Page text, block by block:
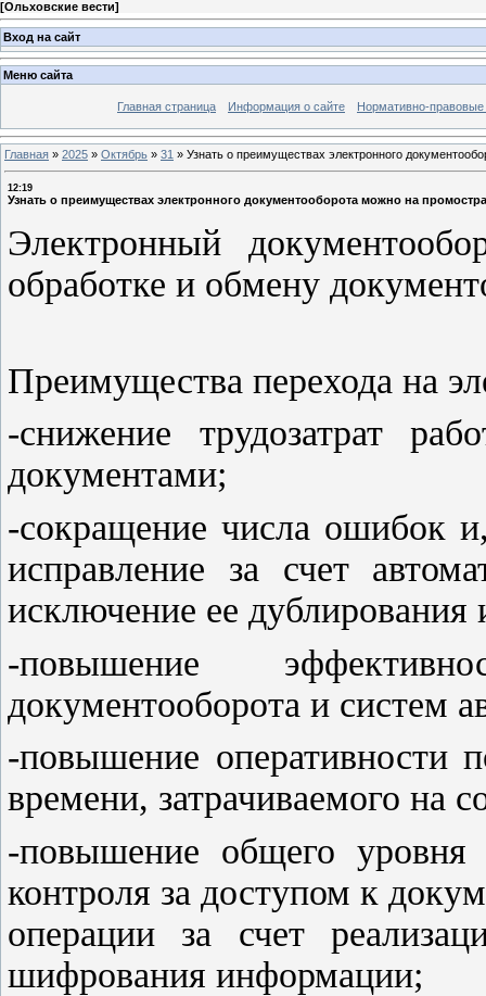
[Ольховские вести]
Вход на сайт
Меню сайта
Главная страница Информация о сайте Нормативно-правовые
Главная » 2025 » Октябрь » 31 » Узнать о преимуществах электронного
12:19
Узнать о преимуществах электронного документооборота можно на
Электронный
обработке и обмену
Преимущества перехода на
-снижение трудозатрат
документами;
-сокращение числа ошибок
исправление за счет
исключение ее дублирования
-повышение
документооборота и систем
-повышение оперативности
времени, затрачиваемого на
-повышение общего уровня
контроля за доступом к
операции за счет
шифрования информации;